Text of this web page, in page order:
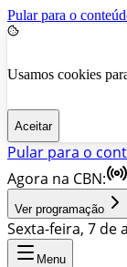
Pular para o
Usamos cookies
Aceitar
Pular para o
Agora na CBN:
Ver programação
Sexta-feira, 7 de
Menu